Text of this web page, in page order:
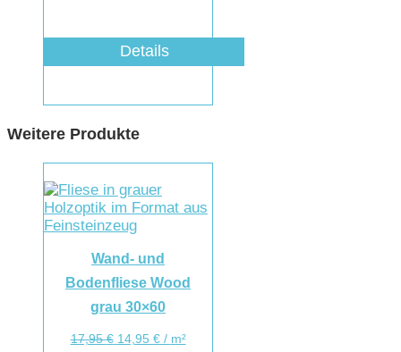
Details
Weitere Produkte
Wand- und
Bodenfliese Wood
grau 30×60
17,95€ 14,95 €/ m²